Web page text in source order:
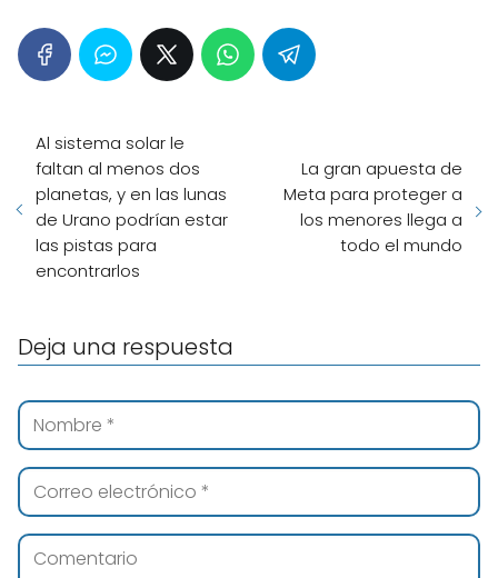
Al sistema solar le
faltan al menos dos
planetas, y en las lunas
de Urano podrían estar
las pistas para
encontrarlos
La gran apuesta de
Meta para proteger a
los menores llega a
todo el mundo
Deja una respuesta